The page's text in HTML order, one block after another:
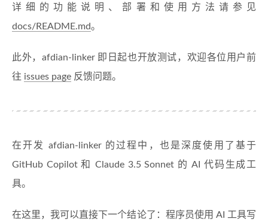
详细的功能说明、部署和使用方法请参见
docs/README.md。
此外，afdian-linker 即日起也开放测试，欢迎各位用户前
往 issues page 反馈问题。
在开发 afdian-linker 的过程中，也是深度使用了基于
GitHub Copilot 和 Claude 3.5 Sonnet 的 AI 代码生成工
具。
在这里，我可以直接下一个结论了：程序员使用 AI 工具写